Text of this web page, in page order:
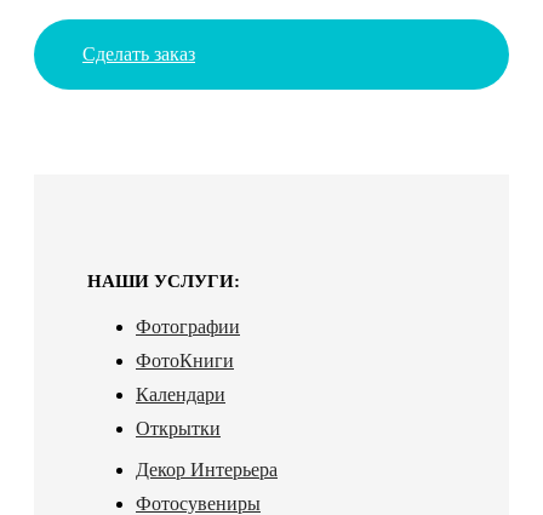
Сделать заказ
НАШИ УСЛУГИ:
Фотографии
ФотоКниги
Календари
Открытки
Декор Интерьера
Фотосувениры